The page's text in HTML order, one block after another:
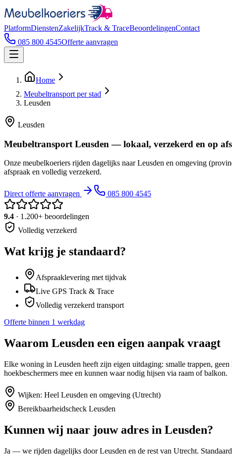
PlatformDienstenZakelijkTrack & TraceBeoordelingenContact
085 800 4545Offerte aanvragen
Home
Meubeltransport per stad
Leusden
Leusden
Meubeltransport Leusden — lokaal, verzekerd en op
Onze meubelkoeriers rijden dagelijks naar Leusden en omgeving
afspraak en volledig verzekerd.
Direct offerte aanvragen 085 800 4545
9.4 · 1.200+ beoordelingen
Volledig verzekerd
Wat krijg je standaard?
Afspraaklevering met tijdvak
Live GPS Track & Trace
Volledig verzekerd transport
Offerte binnen 1 werkdag
Waarom Leusden een eigen aanpak vraagt
Elke woning in Leusden heeft zijn eigen uitdaging: smalle trappen,
hoekbeschermers mee en kunnen waar nodig hijsen via raam of balkon.
Wijken: Heel Leusden en omgeving (Utrecht)
Bereikbaarheidscheck Leusden
Kunnen wij naar jouw adres in Leusden?
Ja — we rijden dagelijks doorLeusden en de rest van Utrecht.